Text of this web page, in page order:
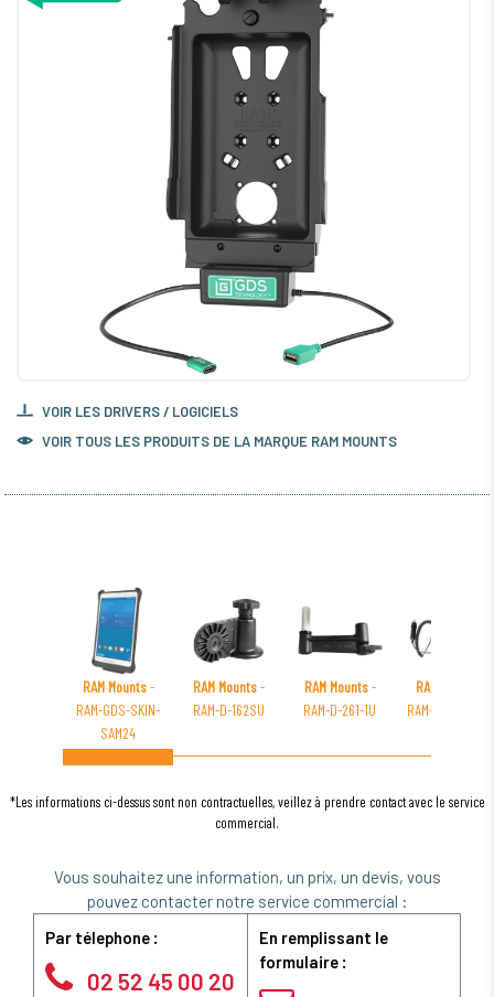
VOIR LES DRIVERS / LOGICIELS
VOIR TOUS LES PRODUITS DE LA MARQUE RAM MOUNTS
RAM Mounts-
RAM-GDS-SKIN-
SAM24
RAM Mounts-
RAM-D-162SU
RAM Mounts-
RAM-D-261-1U
RAM Mounts
RAM-HOL-
*Les informations ci-dessus sont non contractuelles, veillez à prendre contact avec le service
commercial.
Vous souhaitez une information, un prix, un devis, vous
pouvez contacter notre service commercial :
Par télephone :
02 52 45 00 20
En remplissant le
formulaire :